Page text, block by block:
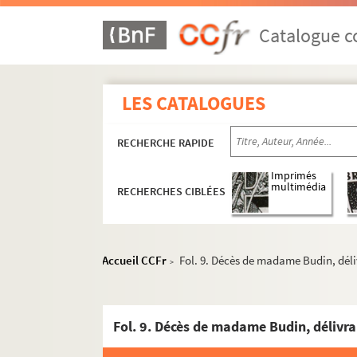
Catalogue
LES CATALOGUES
RECHERCHE RAPIDE
RECHERCHES CIBLÉES
Imprimés
multimédia
Accueil CCFr > Fol. 9. Décès de madame Budin,